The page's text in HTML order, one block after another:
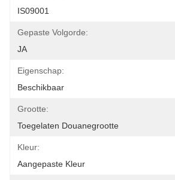
IS09001
Gepaste Volgorde:
JA
Eigenschap:
Beschikbaar
Grootte:
Toegelaten Douanegrootte
Kleur:
Aangepaste Kleur